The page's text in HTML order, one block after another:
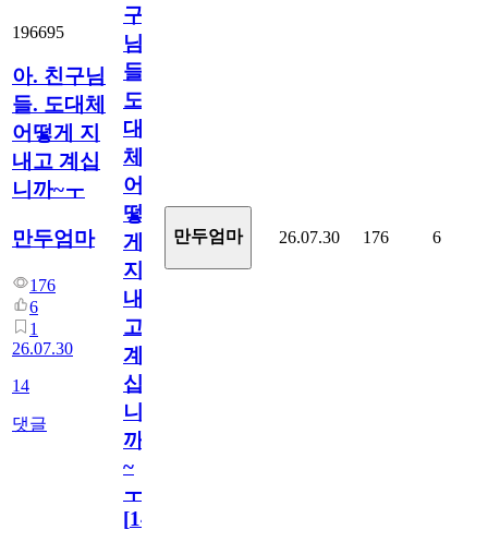
196695
아. 친구님
들. 도대체
어떻게 지
내고 계십
니까~ㅜ
만두엄마
176
6
1
26.07.30
14
댓글
구
님
들.
도
대
체
어
떻
게
지
내
고
계
십
니
까
~
ㅜ
[14
만두엄마 26.07.30 176 6